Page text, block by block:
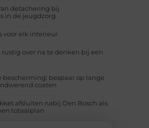
detachering bij
in de jeugdzorg
voor elk interieur
over na te denken bij een
bescherming: bespaar op lange
coaten
afsluiten nabij Den Bosch als
totaalplan